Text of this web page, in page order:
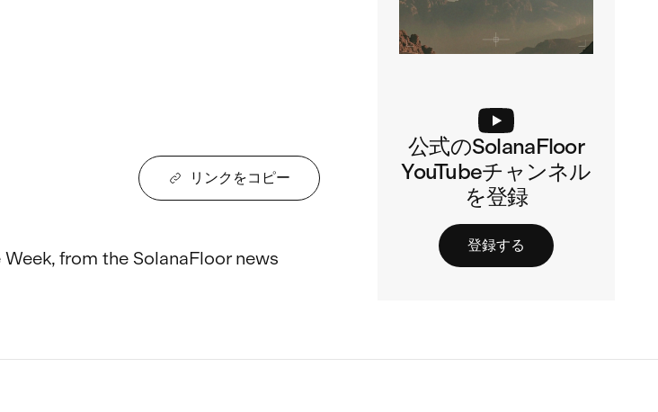
リンクをコピー
from the SolanaFloor news
公式のSolanaFloor
YouTubeチャンネル
を登録
登録する